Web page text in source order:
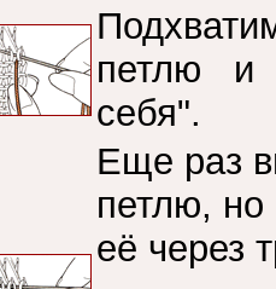
петлю и
себя".
Еще раз
петлю, но
её через